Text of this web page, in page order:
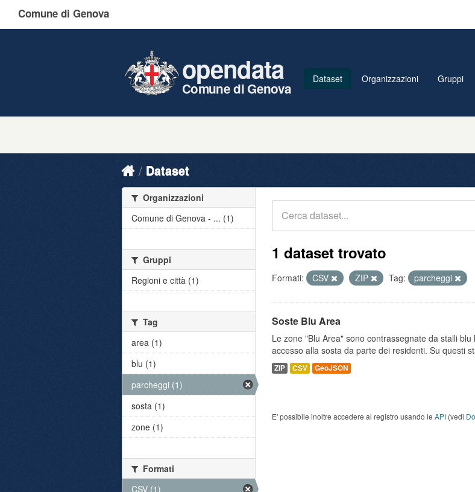
Comune di Genova
opendata
Comune di Genova
Dataset Organizzazioni Gruppi
Dataset
1 dataset trovato
Formati: CSV ZIP Tag: parcheggi
Soste Blu Area
Le zone "Blu Area" sono contrassegnate da stalli
accesso alla sosta da parte dei residenti. Su questi
ZIP CSV GeoJSON
E' possibile inoltre accedere al registro usando le API (vedi
Organizzazioni
Comune di Genova - ... (1)
Gruppi
Regioni e città (1)
Tag
area (1)
blu (1)
parcheggi (1)
sosta (1)
zone (1)
Formati
CSV (1)